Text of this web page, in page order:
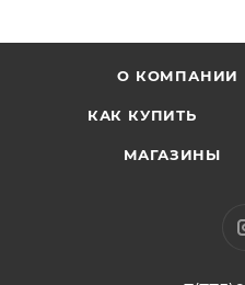
О КОМПАНИИ
КАК КУПИТЬ
МАГАЗИНЫ